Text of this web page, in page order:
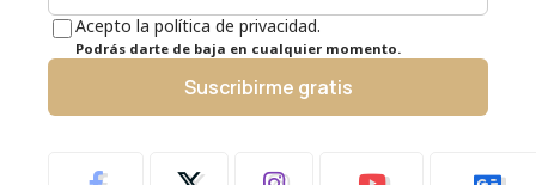
Acepto la política de privacidad.
Podrás darte de baja en cualquier momento.
Suscribirme gratis